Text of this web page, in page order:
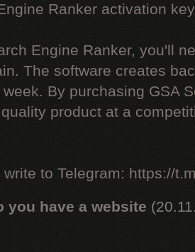
Ranker activation key
Engine Ranker, you'll
The software creates
By purchasing GSA
product at a
to Telegram: https://
you have a website